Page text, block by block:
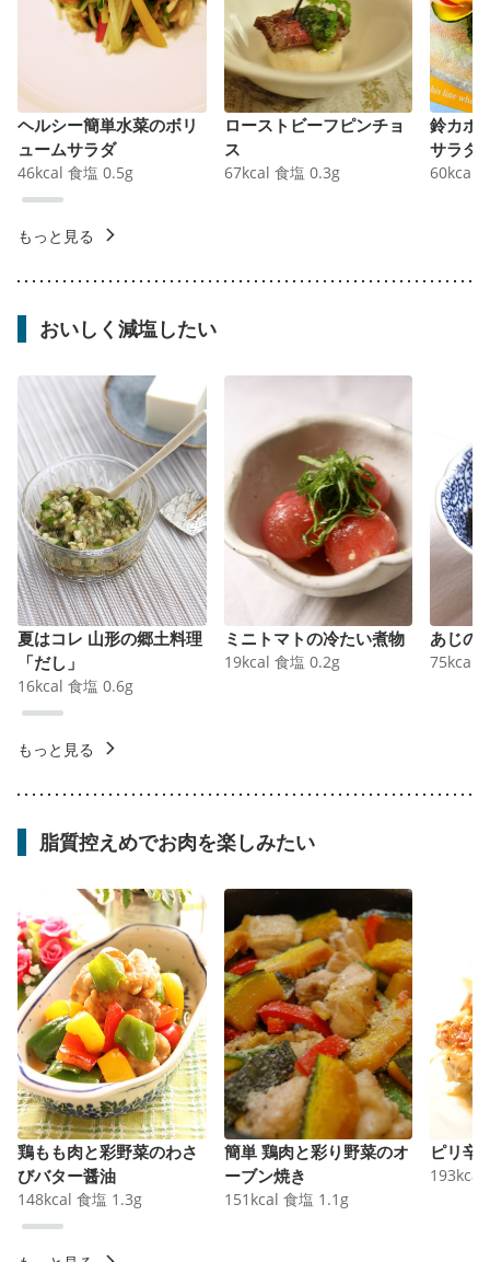
ヘルシー簡単水菜のボリ
ュームサラダ
46kcal 食塩 0.5g
ローストビーフピンチョ
ス
67kcal 食塩 0.3g
鈴カボ
サラダ
60kcal
もっと見る
おいしく減塩したい
夏はコレ 山形の郷土料理
「だし」
16kcal 食塩 0.6g
ミニトマトの冷たい煮物
19kcal 食塩 0.2g
あじの
75kcal
もっと見る
脂質控えめでお肉を楽しみたい
鶏もも肉と彩野菜のわさ
びバター醤油
148kcal 食塩 1.3g
簡単 鶏肉と彩り野菜のオ
ーブン焼き
151 kcal 食塩 1.1 g
ピリ辛
193kcal